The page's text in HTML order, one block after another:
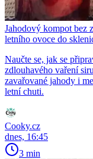
Jahodový kompot bez
letního ovoce do
Naučte se, jak se
zdlouhavého vaření
zavařované jahody i
letní chuti.
Cooky.cz
dnes, 16:45
3 min